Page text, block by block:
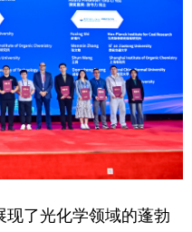
了光化学领域的蓬勃